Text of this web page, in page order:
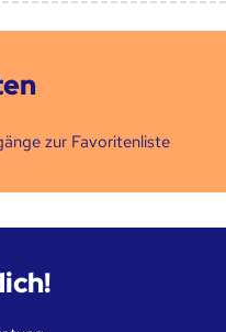
zur Favoritenliste